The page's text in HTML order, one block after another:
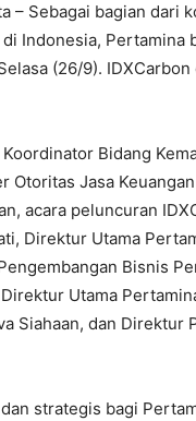
– Sebagai bagian dari
Indonesia, Pertamina
(26/9).
Bidang
Otoritas Jasa
acara peluncuran
Direktur Utama
Bisnis
Utama
Siahaan, dan Direktur
strategis bagi